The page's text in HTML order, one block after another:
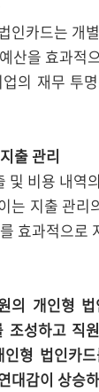
인카드는 개
산을 효과적
의 재무 투
출 관리
및 비용 내역
는 지출 관리
효과적으로
의 개인형
조성하고 직
형 법인카
대감이 상승